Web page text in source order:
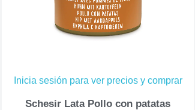
Inicia sesión para ver precios y comprar
Schesir Lata Pollo con patatas